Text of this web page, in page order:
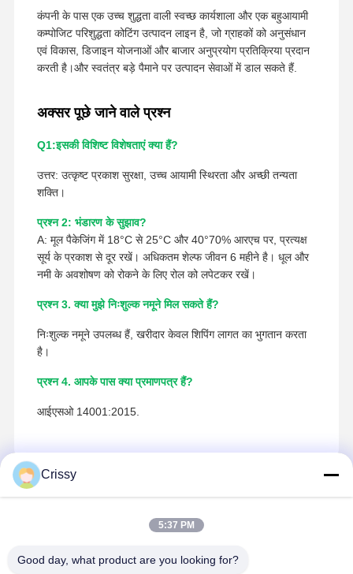
कंपनी के पास एक उच्च शुद्धता वाली स्वच्छ कार्यशाला और एक बहुआयामी
कम्पोजिट परिशुद्धता कोटिंग उत्पादन लाइन है, जो ग्राहकों को अनुसंधान
एवं विकास, डिजाइन योजनाओं और बाजार अनुप्रयोग प्रतिक्रिया प्रदान
करती है।और स्वतंत्र बड़े पैमाने पर उत्पादन सेवाओं में डाल सकते हैं.
अक्सर पूछे जाने वाले प्रश्न
Q1:इसकी विशिष्ट विशेषताएं क्या हैं?
उत्तर: उत्कृष्ट प्रकाश सुरक्षा, उच्च आयामी स्थिरता और अच्छी तन्यता
शक्ति।
प्रश्न 2: भंडारण के सुझाव?
A: मूल पैकेजिंग में 18°C से 25°C और 40°70% आरएच पर, प्रत्यक्ष
सूर्य के प्रकाश से दूर रखें। अधिकतम शेल्फ जीवन 6 महीने है। धूल और
नमी के अवशोषण को रोकने के लिए रोल को लपेटकर रखें।
प्रश्न 3. क्या मुझे निःशुल्क नमूने मिल सकते हैं?
निःशुल्क नमूने उपलब्ध हैं, खरीदार केवल शिपिंग लागत का भुगतान करता
है।
प्रश्न 4. आपके पास क्या प्रमाणपत्र हैं?
आईएसओ 14001:2015.
सम्पर्क करने का विवरण
15506248002
Crissy
5:37 PM
Good day, what product are you looking for?